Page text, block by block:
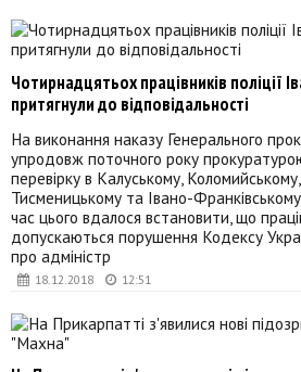
18.12.2018 12:51
Чотирнадцятьох працівників поліції
притягнули до відповідальності
На виконання наказу Генерального
упродовж поточного року
перевірку в Калуському,
Тисменицькому та Івано-Франківському
час цього вдалося встановити, що
допускаються порушення Кодексу
про адміністр